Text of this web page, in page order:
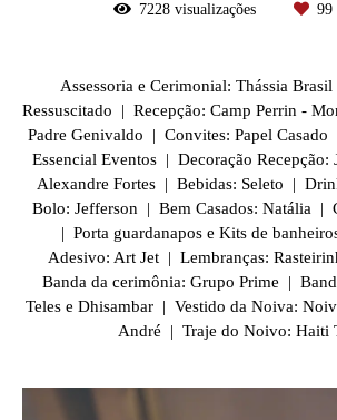
7228visualizações 99
Assessoria e Cerimonial: Thássia
Ressuscitado | Recepção: Camp Perrin -
Padre Genivaldo | Convites: Papel
Essencial Eventos | Decoração
Alexandre Fortes | Bebidas: Seleto |
Bolo: Jefferson | Bem Casados: Natália |
| Porta guardanapos e Kits de
Adesivo: Art Jet | Lembranças:
Banda da cerimônia: Grupo Prime |
Teles e Dhisambar | Vestido da Noiva:
André | Traje do Noivo: Haiti